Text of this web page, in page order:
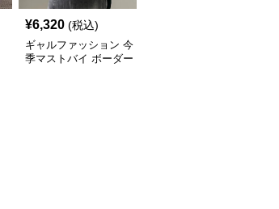
¥6,320 (税込)
ギャルファッション 今
季マストバイ ボーダー